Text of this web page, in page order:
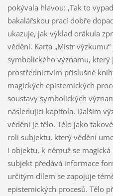
pokývala hlavou: ‚Tak to
bakalářskou prací dobře
ukazuje, jak výklad orákula
vědění. Karta „Mistr
symbolického významu, který
prostřednictvím příslušné
magických epistemických
soustavy symbolických
následující kapitola. Dalším
vědění je tělo. Tělo jako
roli subjektu, který vědění
i objektu, k němuž se
subjekt předává informace
určitým dílem se zapojuje
epistemických procesů. Tělo